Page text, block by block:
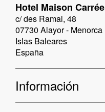
Hotel Maison Carrée
c/ des Ramal, 48
07730 Alayor - Menorca
Islas Baleares
España
Información